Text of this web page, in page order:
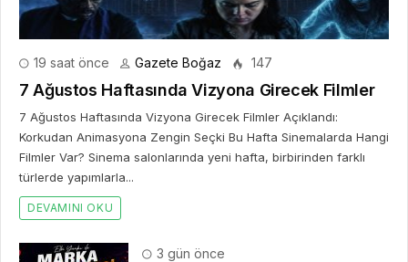
19 saat önce Gazete Boğaz 147
7 Ağustos Haftasında Vizyona Girecek Filmler
7 Ağustos Haftasında Vizyona Girecek Filmler Açıklandı:
Korkudan Animasyona Zengin Seçki Bu Hafta Sinemalarda Hangi
Filmler Var? Sinema salonlarında yeni hafta, birbirinden farklı
türlerde yapımlarla...
DEVAMINI OKU
3 gün önce